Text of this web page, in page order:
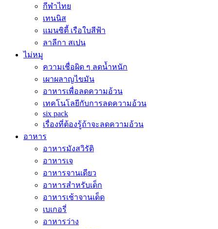
กีฬาไทย
เทนนิส
แมนซิตี้ เรือใบสีฟ้า
ลาลีกา สเปน
ไม่หมู
ความเชื่อผิด ๆ ลดน้ำหนัก
เผาผลาญไขมัน
อาหารเพื่อลดความอ้วน
เทคโนโลยีกับการลดความอ้วน
six pack
เรื่องที่ต้องรู้ถ้าจะลดความอ้วน
อาหาร
อาหารมังสวิรัติ
อาหารเจ
อาหารจานเดียว
อาหารสำหรับเด็ก
อาหารเช้าจานเด็ด
เบเกอรี่
อาหารว่าง